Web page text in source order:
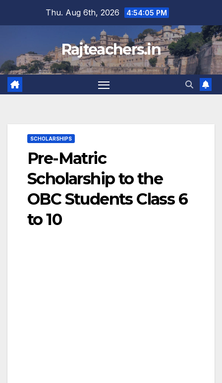
Thu. Aug 6th, 2026 4:54:06 PM
Rajteachers.in
SCHOLARSHIPS
Pre-Matric
Scholarship to the
OBC Students Class 6
to 10